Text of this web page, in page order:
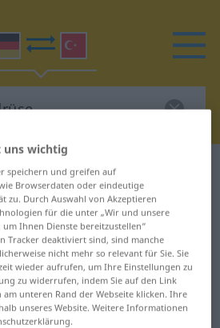
Wörterbuch
Übersetzung für
Türkisch
uns wichtig
speichern und greifen auf
Browserdaten oder eindeutige
zu. Durch Auswahl von Akzeptieren
für die unter „Wir und unsere
Ihnen Dienste bereitzustellen“
Tracker deaktiviert sind, sind manche
nicht mehr so relevant für Sie. Sie
wieder aufrufen, um Ihre Einstellungen zu
zu widerrufen, indem Sie auf den Link
unteren Rand der Webseite klicken. Ihre
unseres Website. Weitere Informationen